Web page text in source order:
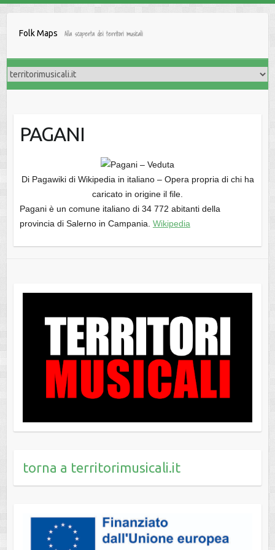
Folk Maps Alla scoperta dei territori musicali
PAGANI
Di Pagawiki di Wikipedia in italiano – Opera propria di chi ha
caricato in origine il file.
Pagani è un comune italiano di 34 772 abitanti della
provincia di Salerno in Campania. Wikipedia
torna a territorimusicali.it